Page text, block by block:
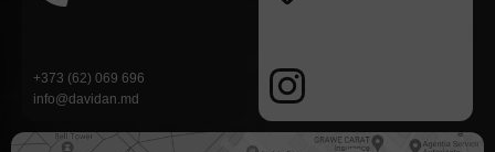
+373 (62) 069 696
info@davidan.md